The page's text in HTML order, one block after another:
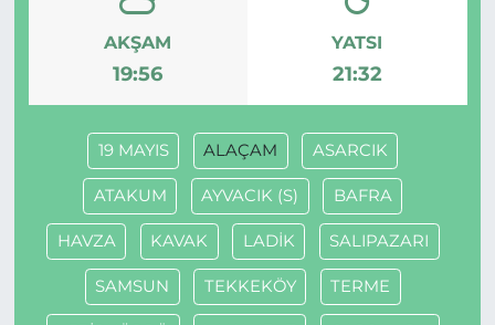
AKŞAM
19:56
YATSI
21:32
19 MAYIS ALAÇAM ASARCIK
ATAKUM AYVACIK (S) BAFRA
HAVZA KAVAK LADİK SALIPAZARI
SAMSUN TEKKEKÖY TERME